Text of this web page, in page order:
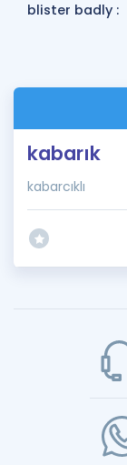
blister badly :
kabarık
kabarcıklı